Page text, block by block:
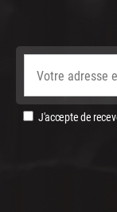
J'accepte de